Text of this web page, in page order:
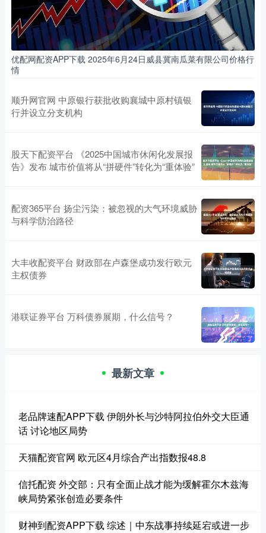
优配网配资APP下载 2025年6月24日威县冀南瓜菜有限公司价格行
情
顺升网官网 中原银行获批收购襄城中原村镇银
行并设立分支机构
股天下配资平台 《2025中国城市休闲化发展报
告》发布 城市价值将从“拼硬件”转化为“重体验”
配资365平台 扬尘污染：被忽视的大气环境威胁
与科学防治路径
大丰收配资平台 财政部在卢森堡成功发行欧元
主权债券
港联证券平台 万科债券展期，什么信号？
最新文章
老品牌速配APP下载 伊朗外长与沙特阿拉伯外交大臣通
话 讨论地区局势
天猫配资官网 欧元区4月综合产出指数报48.8
信托配资 外交部：只有全面止战才能为缓解霍尔木兹海
峡局势紧张创造必要条件
财神到配资APP下载 综述｜中东战事持续延宕或进一步